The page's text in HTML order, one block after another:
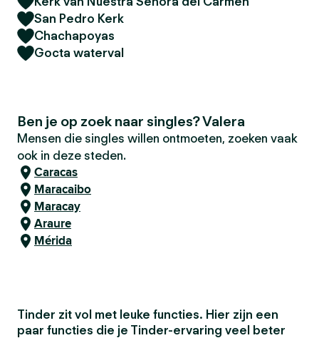
San Pedro Kerk
Chachapoyas
Gocta waterval
Ben je op zoek naar singles? Valera
Mensen die singles willen ontmoeten, zoeken vaak
ook in deze steden.
Caracas
Maracaibo
Maracay
Araure
Mérida
Tinder zit vol met leuke functies. Hier zijn een
paar functies die je Tinder-ervaring veel beter